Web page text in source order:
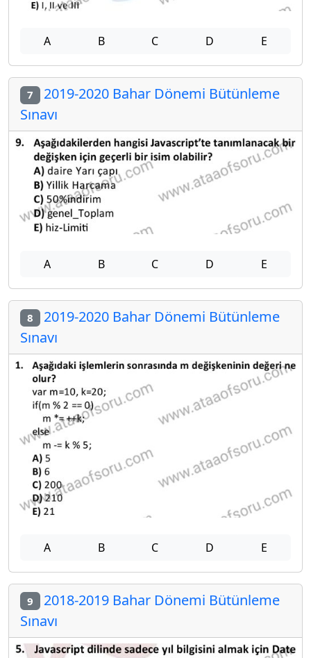
A B C D E
7 2019-2020 Bahar Dönemi Bütünleme
Sınavı
A B C D E
8 2019-2020 Bahar Dönemi Bütünleme
Sınavı
A B C D E
9 2018-2019 Bahar Dönemi Bütünleme
Sınavı